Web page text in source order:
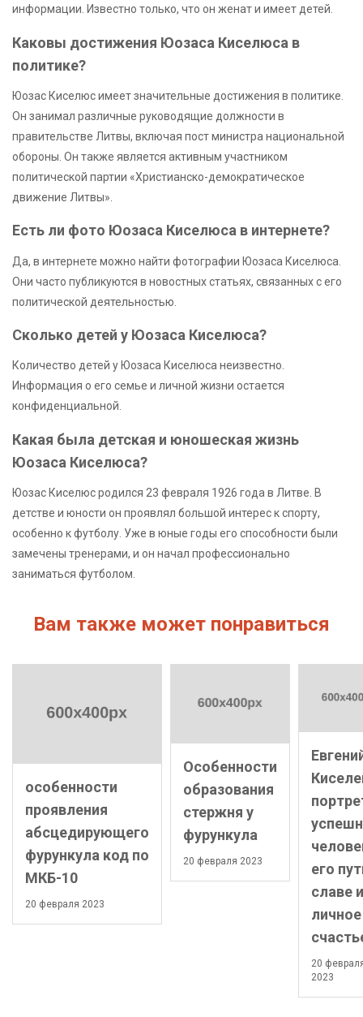
информации. Известно только, что он женат и имеет детей.
Каковы достижения Юозаса Киселюса в
политике?
Юозас Киселюс имеет значительные достижения в политике.
Он занимал различные руководящие должности в
правительстве Литвы, включая пост министра национальной
обороны. Он также является активным участником
политической партии «Христианско-демократическое
движение Литвы».
Есть ли фото Юозаса Киселюса в интернете?
Да, в интернете можно найти фотографии Юозаса Киселюса.
Они часто публикуются в новостных статьях, связанных с его
политической деятельностью.
Сколько детей у Юозаса Киселюса?
Количество детей у Юозаса Киселюса неизвестно.
Информация о его семье и личной жизни остается
конфиденциальной.
Какая была детская и юношеская жизнь
Юозаса Киселюса?
Юозас Киселюс родился 23 февраля 1926 года в Литве. В
детстве и юности он проявлял большой интерес к спорту,
особенно к футболу. Уже в юные годы его способности были
замечены тренерами, и он начал профессионально
заниматься футболом.
Вам также может понравиться
особенности
проявления
абсцедирующего
фурункула код по
МКБ-10
20 февраля 2023
Особенности
образования
стержня у
фурункула
20 февраля 2023
его
славе и
личное
20
2023